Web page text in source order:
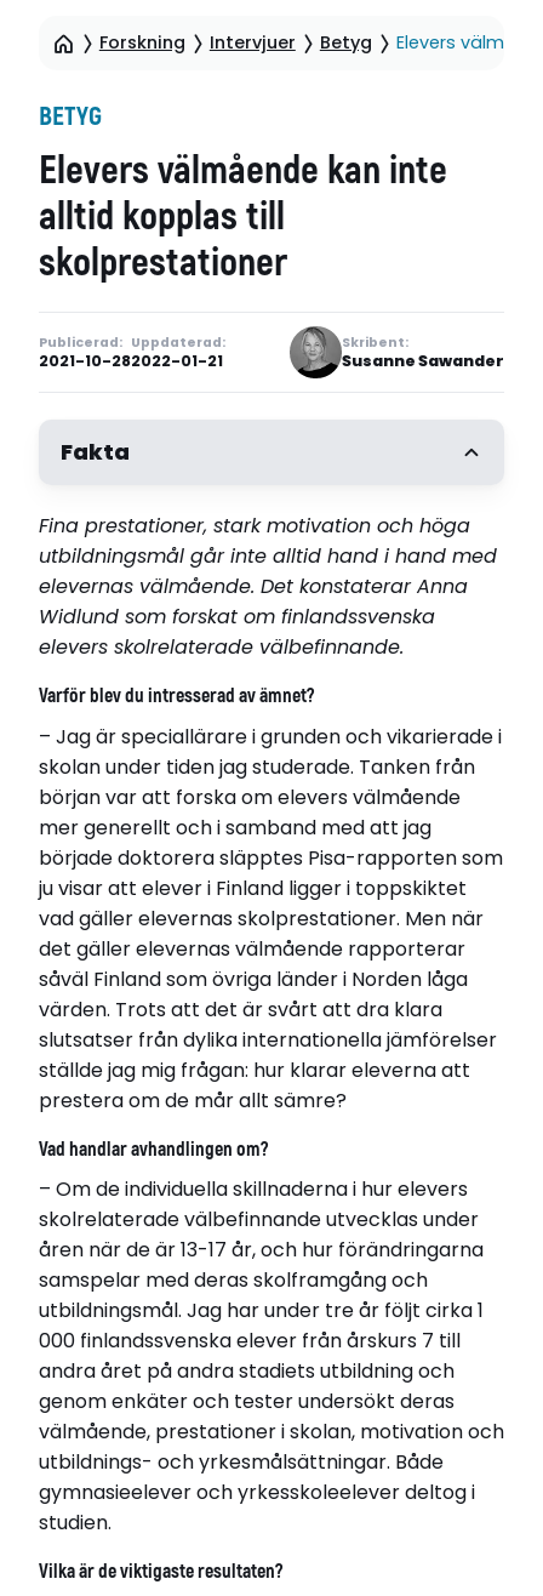
Forskning Intervjuer Betyg Elevers
BETYG
Elevers välmående kan inte
alltid kopplas till
skolprestationer
Publicerad:
2021-10-28
Uppdaterad:
2022-01-21
Skribent:
Susanne Sawander
Fakta
Anna Widlund
Född 1992
Bor i Vasa, Finland
Disputerade 2021-09-17
vid Åbo Akademi
Avhandling
Development of Academic Well-Being during
Secondary Education: Relations to Performance,
Motivational Beliefs, and Aspirations
Läs avhandling
Fina prestationer, stark motivation och höga
utbildningsmål går inte alltid hand i hand med
elevernas välmående. Det konstaterar Anna
Widlund som forskat om finlandssvenska
elevers skolrelaterade välbefinnande.
Varför blev du intresserad av ämnet?
– Jag är speciallärare i grunden och vikarierade i
skolan under tiden jag studerade. Tanken från
början var att forska om elevers välmående
mer generellt och i samband med att jag
började doktorera släpptes Pisa-rapporten som
ju visar att elever i Finland ligger i toppskiktet
vad gäller elevernas skolprestationer. Men när
det gäller elevernas välmående rapporterar
såväl Finland som övriga länder i Norden låga
värden. Trots att det är svårt att dra klara
slutsatser från dylika internationella jämförelser
ställde jag mig frågan: hur klarar eleverna att
prestera om de mår allt sämre?
Vad handlar avhandlingen om?
– Om de individuella skillnaderna i hur elevers
skolrelaterade välbefinnande utvecklas under
åren när de är 13-17 år, och hur förändringarna
samspelar med deras skolframgång och
utbildningsmål. Jag har under tre år följt cirka 1
000 finlandssvenska elever från årskurs 7 till
andra året på andra stadiets utbildning och
genom enkäter och tester undersökt deras
välmående, prestationer i skolan, motivation och
utbildnings- och yrkesmålsättningar. Både
gymnasieelever och yrkesskoleelever deltog i
studien.
Vilka är de viktigaste resultaten?